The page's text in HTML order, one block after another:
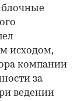
блочные
исходом,
компании
за
ведении